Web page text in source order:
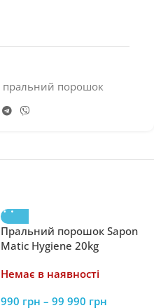
пральний порошок
Пральний порошок Sapon
Matic Hygiene 20kg
Немає в наявності
990 грн – 99 990 грн